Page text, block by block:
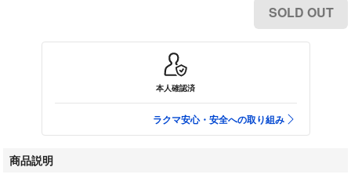
SOLD OUT
本人確認済
ラクマ安心・安全への取り組み
商品説明